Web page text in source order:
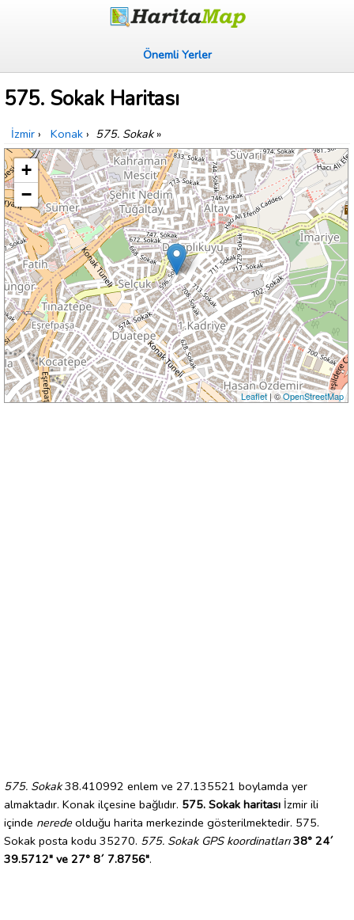
Önemli Yerler
575. Sokak Haritası
İzmir › Konak › 575. Sokak»
+
−
Leaflet| ©OpenStreetMap
575. Sokak38.410992 enlem ve 27.135521 boylamda yer
almaktadır. Konak ilçesine bağlıdır. 575. Sokak haritası İzmir ili
içinde nerede olduğu harita merkezinde gösterilmektedir. 575.
Sokak posta kodu 35270. 575. Sokak GPS koordinatları 38° 24´
39.5712" ve 27° 8´ 7.8756".